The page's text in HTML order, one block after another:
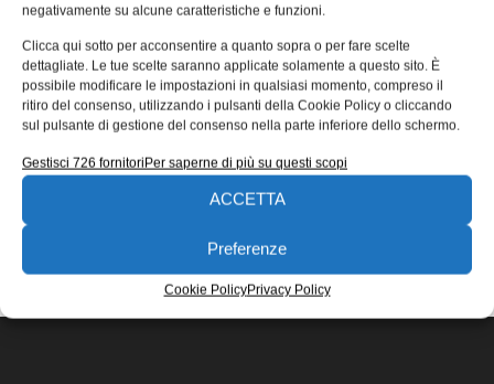
negativamente su alcune caratteristiche e funzioni.
Clicca qui sotto per acconsentire a quanto sopra o per fare scelte
dettagliate. Le tue scelte saranno applicate solamente a questo sito. È
possibile modificare le impostazioni in qualsiasi momento, compreso il
ritiro del consenso, utilizzando i pulsanti della Cookie Policy o cliccando
sul pulsante di gestione del consenso nella parte inferiore dello schermo.
Gestisci 726 fornitoriPer saperne di più su questi scopi
ACCETTA
Preferenze
Cookie PolicyPrivacy Policy
Redazione 26/04/2017
EDICOLA WEB